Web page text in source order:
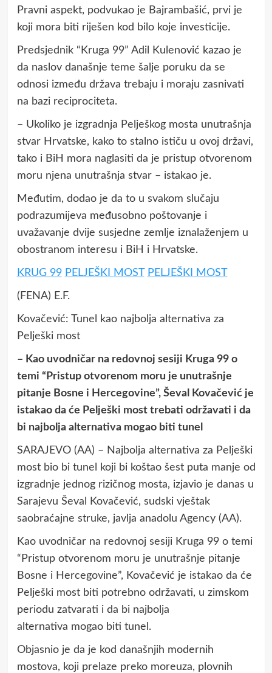
Pravni aspekt, podvukao je Bajrambašić, prvi je
koji mora biti riješen kod bilo koje investicije.
Predsjednik “Kruga 99” Adil Kulenović kazao je
da naslov današnje teme šalje poruku da se
odnosi između država trebaju i moraju zasnivati
na bazi reciprociteta.
– Ukoliko je izgradnja Pelješkog mosta unutrašnja
stvar Hrvatske, kako to stalno ističu u ovoj državi,
tako i BiH mora naglasiti da je pristup otvorenom
moru njena unutrašnja stvar – istakao je.
Međutim, dodao je da to u svakom slučaju
podrazumijeva međusobno poštovanje i
uvažavanje dvije susjedne zemlje iznalaženjem u
obostranom interesu i BiH i Hrvatske.
KRUG 99 PELJEŠKI MOST PELJEŠKI MOST
(FENA) E.F.
Kovačević: Tunel kao najbolja alternativa za
Pelješki most
– Kao uvodničar na redovnoj sesiji Kruga 99 o
temi “Pristup otvorenom moru je unutrašnje
pitanje Bosne i Hercegovine”, Ševal Kovačević je
istakao da će Pelješki most trebati održavati i da
bi najbolja alternativa mogao biti tunel
SARAJEVO (AA) – Najbolja alternativa za Pelješki
most bio bi tunel koji bi koštao šest puta manje od
izgradnje jednog rizičnog mosta, izjavio je danas u
Sarajevu Ševal Kovačević, sudski vještak
saobraćajne struke, javlja anadolu Agency (AA).
Kao uvodničar na redovnoj sesiji Kruga 99 o temi
“Pristup otvorenom moru je unutrašnje pitanje
Bosne i Hercegovine”, Kovačević je istakao da će
Pelješki most biti potrebno održavati, u zimskom
periodu zatvarati i da bi najbolja
alternativa mogao biti tunel.
Objasnio je da je kod današnjih modernih
mostova, koji prelaze preko moreuza, plovnih